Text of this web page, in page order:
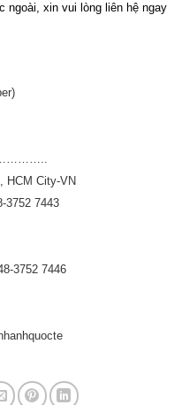
xin vui lòng liên hệ ngay
HCM City-VN
3752 7443
3752 7446